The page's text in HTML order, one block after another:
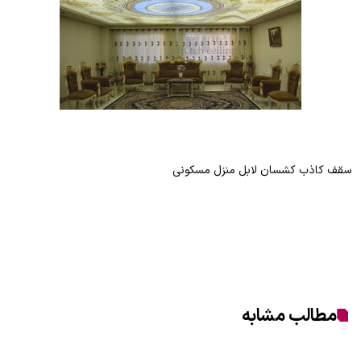
سقف کاذب کشسان لابل منزل مسکونی
مطالب مشابه